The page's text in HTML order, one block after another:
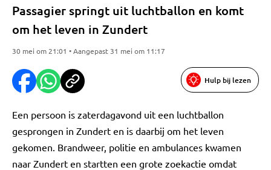
Passagier springt uit luchtballon en komt
om het leven in Zundert
30 mei om 21:01 • Aangepast 31 mei om 11:17
Hulp bij lezen
Een persoon is zaterdagavond uit een luchtballon
gesprongen in Zundert en is daarbij om het leven
gekomen. Brandweer, politie en ambulances kwamen
naar Zundert en startten een grote zoekactie omdat